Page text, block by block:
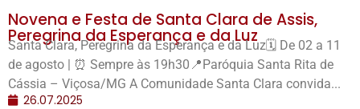
Novena e Festa de Santa Clara de Assis,
Peregrina da Esperança e da Luz
Santa Clara, Peregrina da Esperança e da Luz🗓️ De 02 a 11
de agosto | ⏰ Sempre às 19h30📍Paróquia Santa Rita de
Cássia – Viçosa/MG A Comunidade Santa Clara convida...
26.07.2025